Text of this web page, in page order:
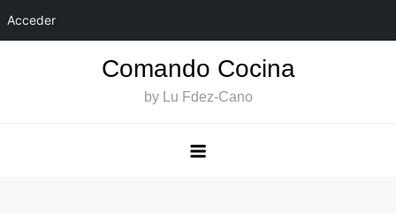
Acceder
Comando Cocina
by Lu Fdez-Cano